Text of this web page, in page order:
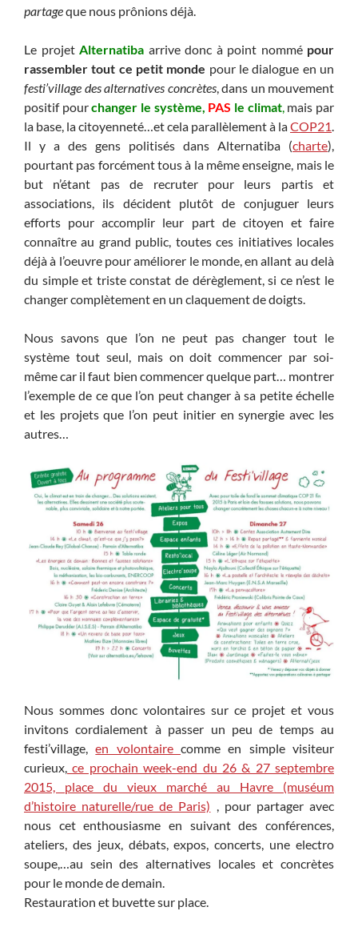
partageque nous prônions déjà.
Le projetAlternatiba arrive donc à point nommé pour
rassembler tout ce petit monde pour le dialogue en un
festi’village des alternatives concrètes, dans un mouvement
positif pourchanger le système, PAS le climat,mais par
la base, la citoyenneté…et cela parallèlement à laCOP21.
Il y a des gens politisés dans Alternatiba (charte),
pourtant pas forcément tous à la même enseigne, mais le
but n’étant pas de recruter pour leurs partis et
associations, ils décident plutôt de conjuguer leurs
efforts pour accomplir leur part de citoyen et faire
connaître au grand public, toutes ces initiatives locales
déjà à l’oeuvre pour améliorer le monde, en allant au delà
du simple et triste constat de dérèglement, si ce n’est le
changer complètement en un claquement de doigts.
Nous savons que l’on ne peut pas changer tout le
système tout seul, mais on doit commencer par soi-
même car il faut bien commencer quelque part… montrer
l’exemple de ce que l’on peut changer à sa petite échelle
et les projets que l’on peut initier en synergie avec les
autres…
Nous sommes donc volontaires sur ce projet et vous
invitons cordialement à passer un peu de temps au
festi’village,en volontairecomme en simple visiteur
curieux, ce prochain week-end du 26 & 27 septembre
2015, place du vieux marché au Havre (muséum
d’histoire naturelle/rue de Paris) , pour partager avec
nous cet enthousiasme en suivant des conférences,
ateliers, des jeux, débats, expos, concerts, une electro
soupe,…au sein des alternatives locales et concrètes
pour le monde de demain.
Restauration et buvette sur place.